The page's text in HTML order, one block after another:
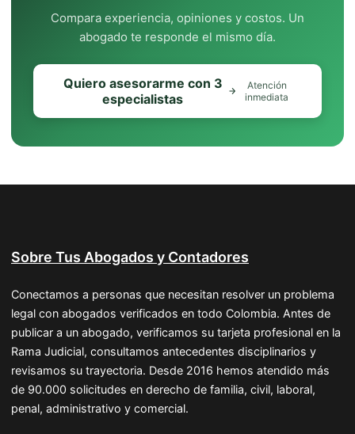
Compara experiencia, opiniones y costos. Un
abogado te responde el mismo día.
Quiero asesorarme con 3
especialistas
Atención
inmediata
Sobre Tus Abogados y Contadores
Conectamos a personas que necesitan resolver un problema
legal con abogados verificados en todo Colombia. Antes de
publicar a un abogado, verificamos su tarjeta profesional en la
Rama Judicial, consultamos antecedentes disciplinarios y
revisamos su trayectoria. Desde 2016 hemos atendido más
de 90.000 solicitudes en derecho de familia, civil, laboral,
penal, administrativo y comercial.